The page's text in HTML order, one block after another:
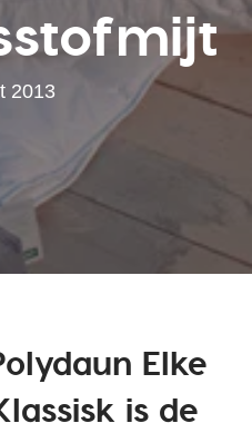
2013
Elke
is de